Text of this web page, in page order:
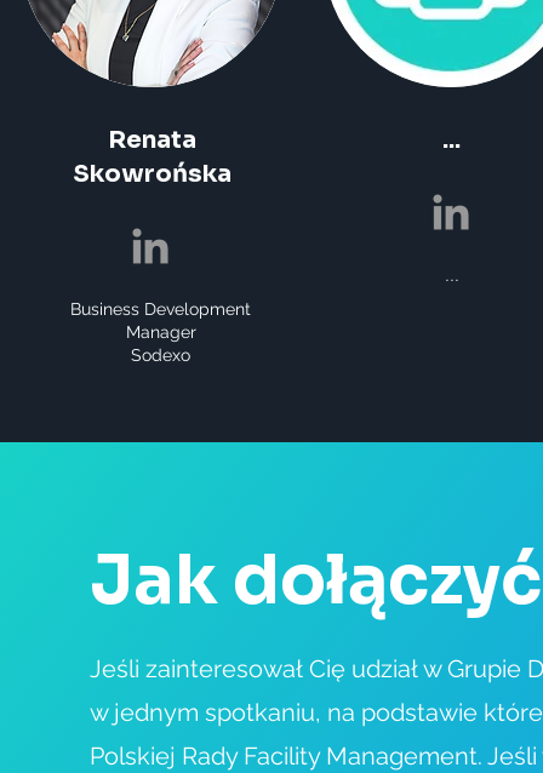
Renata
Skowrońska
Business Development
Manager
Sodexo
...
...
Jak
Jeśli zainteresował Cię udział wGrupie
w jednym spotkaniu, na podstawie
Polskiej Rady Facility Management.